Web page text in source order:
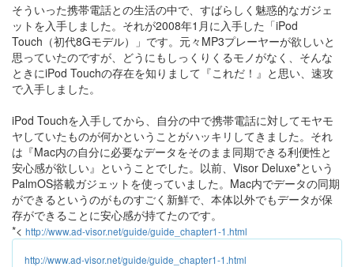
そういった携帯電話との生活の中で、すばらしく魅惑的なガジェ
ットを入手しました。それが2008年1月に入手した「iPod
Touch（初代8Gモデル）」です。元々MP3プレーヤーが欲しいと
思っていたのですが、どうにもしっくりくるモノがなく、そんな
ときにiPod Touchの存在を知りまして『これだ！』と思い、速攻
で入手しました。
iPod Touchを入手してから、自分の中で携帯電話に対してモヤモ
ヤしていたものが何かということがハッキリしてきました。それ
は『Mac内の自分に必要なデータをそのまま同期できる利便性と
安心感が欲しい』ということでした。以前、Visor Deluxe*という
PalmOS搭載ガジェットを使っていました。Mac内でデータの同期
ができるというのがものすごく新鮮で、本体以外でもデータが保
存ができることに安心感が持てたのです。
*< http://www.ad-visor.net/guide/guide_chapter1-1.html
http://www.ad-visor.net/guide/guide_chapter1-1.html